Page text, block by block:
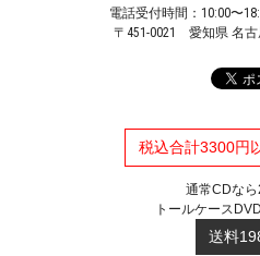
電話受付時間：10:00〜
〒451-0021 愛知県 名古
税込合計3300円
通常CDな
トールケース
送料